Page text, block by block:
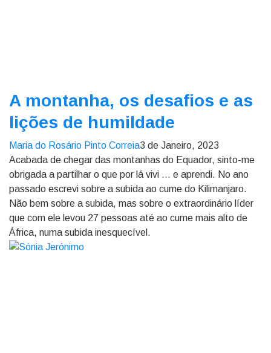
A montanha, os desafios e as
lições de humildade
Maria do Rosário Pinto Correia3 de Janeiro, 2023
Acabada de chegar das montanhas do Equador, sinto-me
obrigada a partilhar o que por lá vivi ... e aprendi. No ano
passado escrevi sobre a subida ao cume do Kilimanjaro.
Não bem sobre a subida, mas sobre o extraordinário líder
que com ele levou 27 pessoas até ao cume mais alto de
África, numa subida inesquecível.